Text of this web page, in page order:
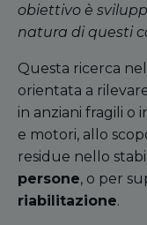
obiettivo è
natura di questi
Questa ricerca
orientata a
in anziani fragili o
e motori, allo
residue nello
persone, o per
riabilitazione.